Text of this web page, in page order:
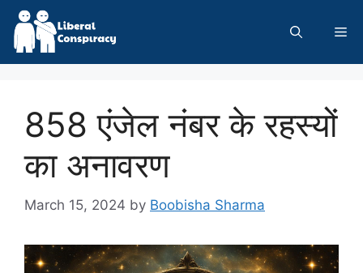
Skip
content
858 एंजेल नंबर के रहस्यों
का अनावरण
March 15, 2024 by Boobisha Sharma